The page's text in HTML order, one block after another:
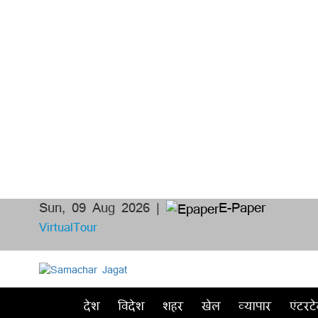
Sun, 09 Aug 2026 | E-Paper
VirtualTour
देश विदेश शहर खेल व्यापार